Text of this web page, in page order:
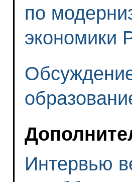
по
экономики
Интервью